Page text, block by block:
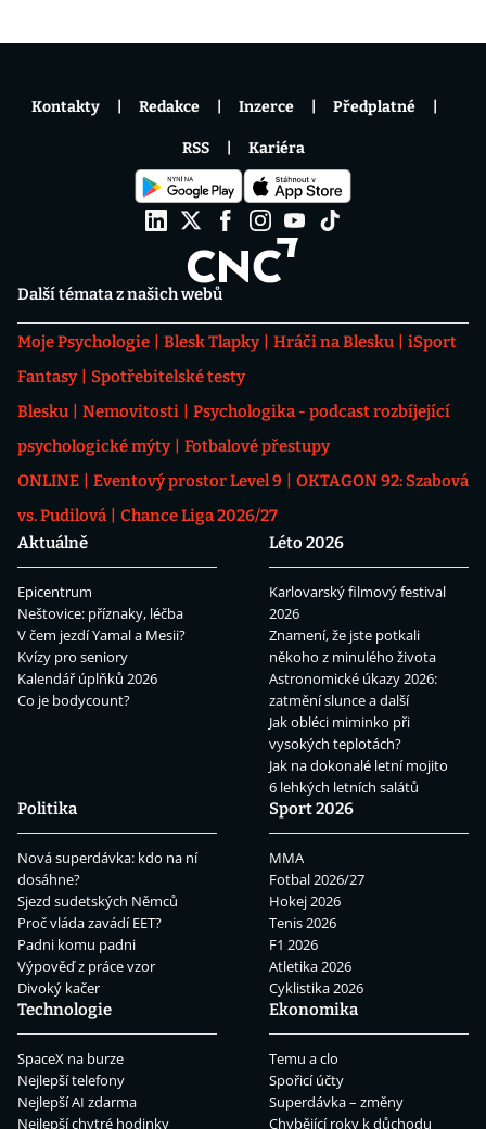
Další témata z našich webů
Moje Psychologie Blesk Tlapky Hráči na Blesku
iSport
Fantasy
Spotřebitelské testy
Blesku
Nemovitosti
Psychologika - podcast rozbíjející
psychologické mýty
Fotbalové přestupy
ONLINE
Eventový prostor Level 9
OKTAGON 92: Szabová
vs. Pudilová
Chance Liga 2026/27
Aktuálně
Epicentrum
Neštovice: příznaky, léčba
V čem jezdí Yamal a Mesii?
Kvízy pro seniory
Kalendář úplňků 2026
Co je bodycount?
Léto 2026
Karlovarský filmový festival
2026
Znamení, že jste potkali
někoho z minulého života
Astronomické úkazy 2026:
zatmění slunce a další
Jak obléci miminko při
vysokých teplotách?
Jak na dokonalé letní mojito
6 lehkých letních salátů
Politika
Nová superdávka: kdo na ní
dosáhne?
Sjezd sudetských Němců
Proč vláda zavádí EET?
Padni komu padni
Výpověď z práce vzor
Divoký kačer
Sport 2026
MMA
Fotbal 2026/27
Hokej 2026
Tenis 2026
F1 2026
Atletika 2026
Cyklistika 2026
Technologie
SpaceX na burze
Nejlepší telefony
Nejlepší AI zdarma
Nejlepší chytré hodinky
Ekonomika
Temu a clo
Spořicí účty
Superdávka – změny
Chybějící roky k důchodu
Kontakty Redakce Inzerce Předplatné
RSS Kariéra